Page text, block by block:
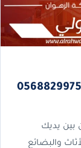
شركة شحن من جدة إلى الكويت | 0568829975
بين يديك
والبضائع